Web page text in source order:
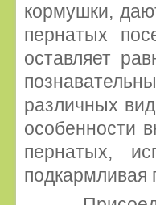
кормушки,
пернатых
оставляет
различных
особенности
пернатых,
подкармливая